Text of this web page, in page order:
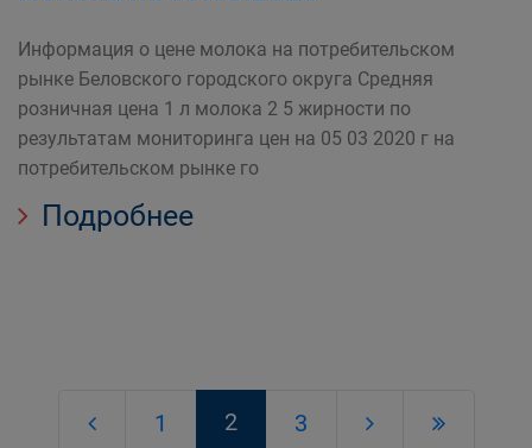
Информация о цене молока на потребительском
рынке Беловского городского округа Средняя
розничная цена 1 л молока 2 5 жирности по
результатам мониторинга цен на 05 03 2020 г на
потребительском рынке го
Подробнее
1 2 3